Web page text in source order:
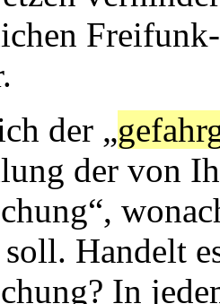
der „
der von
Handelt
In